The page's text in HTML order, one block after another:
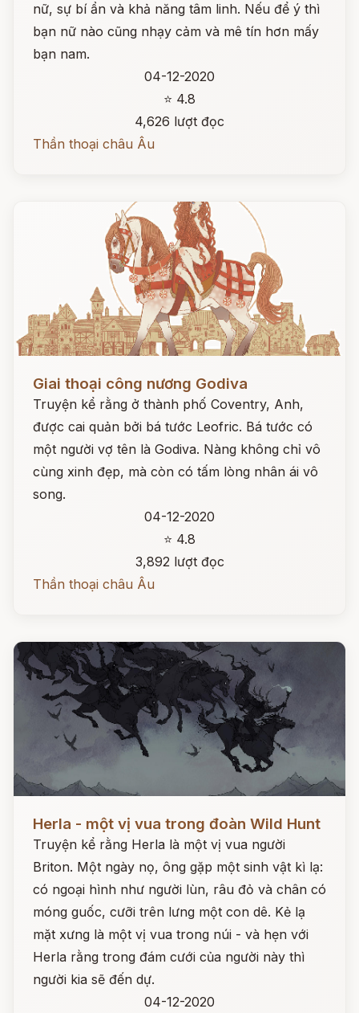
nữ, sự bí ẩn và khả năng tâm linh. Nếu để ý thì
bạn nữ nào cũng nhạy cảm và mê tín hơn mấy
bạn nam.
04-12-2020
⭐ 4.8
4,626 lượt đọc
Thần thoại châu Âu
Giai thoại công nương Godiva
Truyện kể rằng ở thành phố Coventry, Anh,
được cai quản bởi bá tước Leofric. Bá tước có
một người vợ tên là Godiva. Nàng không chỉ vô
cùng xinh đẹp, mà còn có tấm lòng nhân ái vô
song.
04-12-2020
⭐ 4.8
3,892 lượt đọc
Thần thoại châu Âu
Herla - một vị vua trong đoàn Wild Hunt
Truyện kể rằng Herla là một vị vua người
Briton. Một ngày nọ, ông gặp một sinh vật kì lạ:
có ngoại hình như người lùn, râu đỏ và chân có
móng guốc, cưỡi trên lưng một con dê. Kẻ lạ
mặt xưng là một vị vua trong núi - và hẹn với
Herla rằng trong đám cưới của người này thì
người kia sẽ đến dự.
04-12-2020